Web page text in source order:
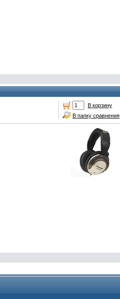
В корзину
В папку сравнения